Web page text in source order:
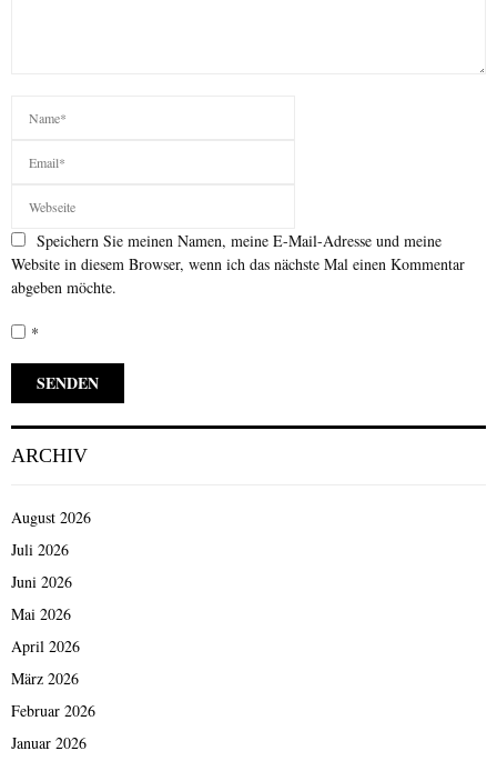
Speichern Sie meinen Namen, meine E-Mail-Adresse und meine
Website in diesem Browser, wenn ich das nächste Mal einen Kommentar
abgeben möchte.
*
ARCHIV
August 2026
Juli 2026
Juni 2026
Mai 2026
April 2026
März 2026
Februar 2026
Januar 2026